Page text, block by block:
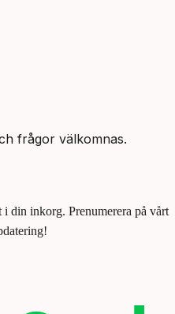
frågor välkomnas.
i din inkorg. Prenumerera på vårt